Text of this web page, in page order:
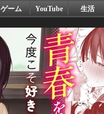
ゲーム YouTube 生活